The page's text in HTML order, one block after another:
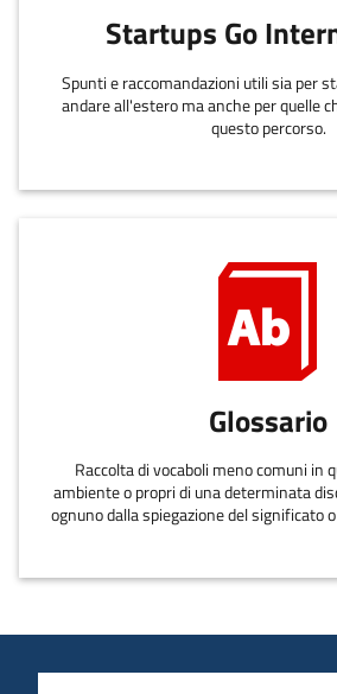
Startups Go
Spunti e raccomandazioni utili sia per
andare all'estero ma anche per quelle
questo percorso.
Glossario
Raccolta di vocaboli meno comuni in
ambiente o propri di una determinata
ognuno dalla spiegazione del significato